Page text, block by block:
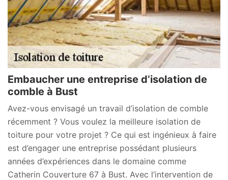
Embaucher une entreprise d’isolation de
comble à Bust
Avez-vous envisagé un travail d’isolation de comble
récemment ? Vous voulez la meilleure isolation de
toiture pour votre projet ? Ce qui est ingénieux à faire
est d’engager une entreprise possédant plusieurs
années d’expériences dans le domaine comme
Catherin Couverture 67 à Bust. Avec l’intervention de